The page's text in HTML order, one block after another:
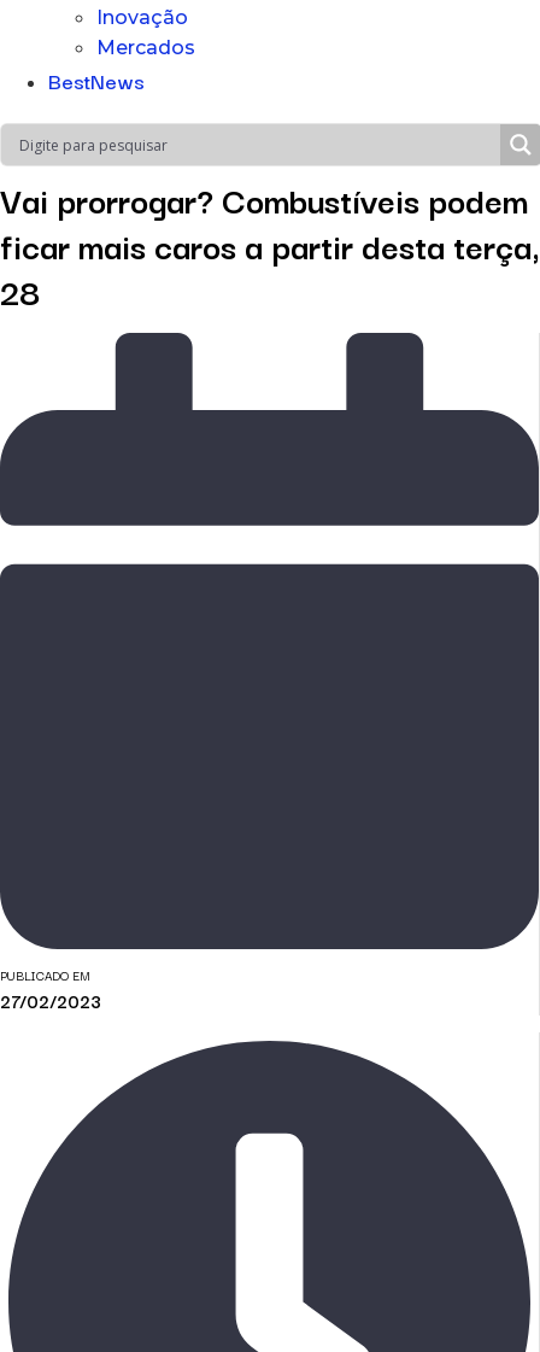
Inovação
Mercados
BestNews
Vai prorrogar? Combustíveis podem
ficar mais caros a partir desta terça,
28
PUBLICADO EM
27/02/2023